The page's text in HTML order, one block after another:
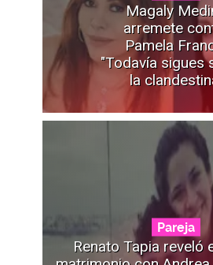
Magaly
arremete
Pamela
"Todavía sigues
la
Pareja
Renato Tapia reveló